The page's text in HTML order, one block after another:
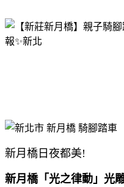
新月橋日夜都美!
新月橋「光之律動」光